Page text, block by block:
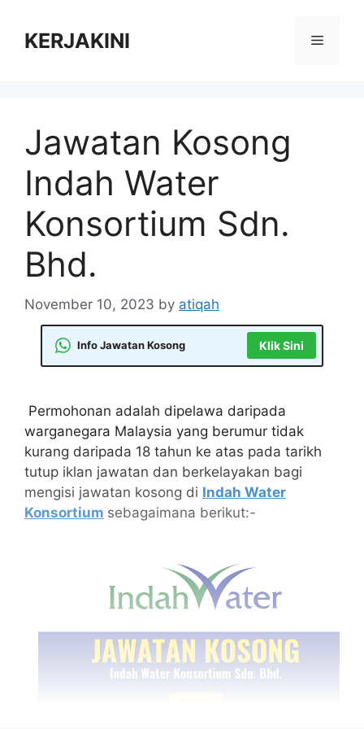
contentKERJAKINI Menu
Jawatan Kosong
Indah Water
Konsortium Sdn.
Bhd.
November 10, 2023 by atiqah
Info Jawatan Kosong Klik Sini
Permohonan adalah dipelawa daripada
warganegara Malaysia yang berumur tidak
kurang daripada 18 tahun ke atas pada tarikh
tutup iklan jawatan dan berkelayakan bagi
mengisi jawatan kosong di Indah Water
Konsortium sebagaimana berikut:-